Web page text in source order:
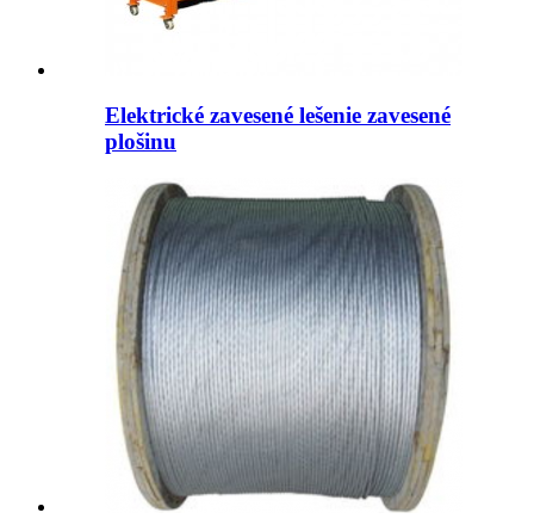
Elektrické zavesené lešenie zavesené
plošinu